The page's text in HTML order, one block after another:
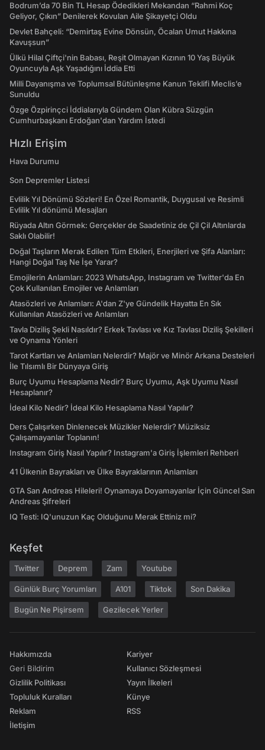
Bodrum’da 70 Bin TL Hesap Ödedikleri Mekandan “Rahmi Koç
Geliyor, Çıkın” Denilerek Kovulan Aile Şikayetçi Oldu
Devlet Bahçeli: “Demirtaş Evine Dönsün, Öcalan Umut Hakkına
Kavuşsun”
Ülkü Hilal Çiftçi'nin Babası, Reşit Olmayan Kızının 10 Yaş Büyük
Oyuncuyla Aşk Yaşadığını İddia Etti
Milli Dayanışma ve Toplumsal Bütünleşme Kanun Teklifi Meclis’e
Sunuldu
Özge Özpirinçci İddialarıyla Gündem Olan Kübra Süzgün
Cumhurbaşkanı Erdoğan'dan Yardım İstedi
Hızlı Erişim
Hava Durumu
Son Depremler Listesi
Evlilik Yıl Dönümü Sözleri! En Özel Romantik, Duygusal ve Resimli
Evlilik Yıl dönümü Mesajları
Rüyada Altın Görmek: Gerçekler de Saadetiniz de Çil Çil Altınlarda
Saklı Olabilir!
Doğal Taşların Merak Edilen Tüm Etkileri, Enerjileri ve Şifa Alanları:
Hangi Doğal Taş Ne İşe Yarar?
Emojilerin Anlamları: 2023 WhatsApp, Instagram ve Twitter'da En
Çok Kullanılan Emojiler ve Anlamları
Atasözleri ve Anlamları: A'dan Z'ye Gündelik Hayatta En Sık
Kullanılan Atasözleri ve Anlamları
Tavla Diziliş Şekli Nasıldır? Erkek Tavlası ve Kız Tavlası Diziliş Şekilleri
ve Oynama Yönleri
Tarot Kartları ve Anlamları Nelerdir? Majör ve Minör Arkana Desteleri
İle Tılsımlı Bir Dünyaya Giriş
Burç Uyumu Hesaplama Nedir? Burç Uyumu, Aşk Uyumu Nasıl
Hesaplanır?
İdeal Kilo Nedir? İdeal Kilo Hesaplama Nasıl Yapılır?
Ders Çalışırken Dinlenecek Müzikler Nelerdir? Müziksiz
Çalışamayanlar Toplanın!
Instagram Giriş Nasıl Yapılır? Instagram'a Giriş İşlemleri Rehberi
41 Ülkenin Bayrakları ve Ülke Bayraklarının Anlamları
GTA San Andreas Hileleri! Oynamaya Doyamayanlar İçin Güncel San
Andreas Şifreleri
IQ Testi: IQ'unuzun Kaç Olduğunu Merak Ettiniz mi?
Keşfet
Twitter Deprem Zam Youtube
Günlük Burç Yorumları A101 Tiktok Son Dakika
Bugün Ne Pişirsem Gezilecek Yerler
Hakkımızda
Geri Bildirim
Gizlilik Politikası
Topluluk Kuralları
Reklam
İletişim
Kariyer
Kullanıcı Sözleşmesi
Yayın İlkeleri
Künye
RSS